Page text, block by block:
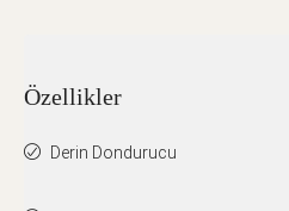
Özellikler
Derin Dondurucu